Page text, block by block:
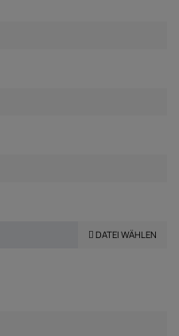
DATEI WÄHLEN